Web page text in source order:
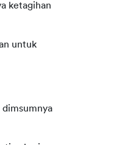
ketagihan
untuk
dimsumnya